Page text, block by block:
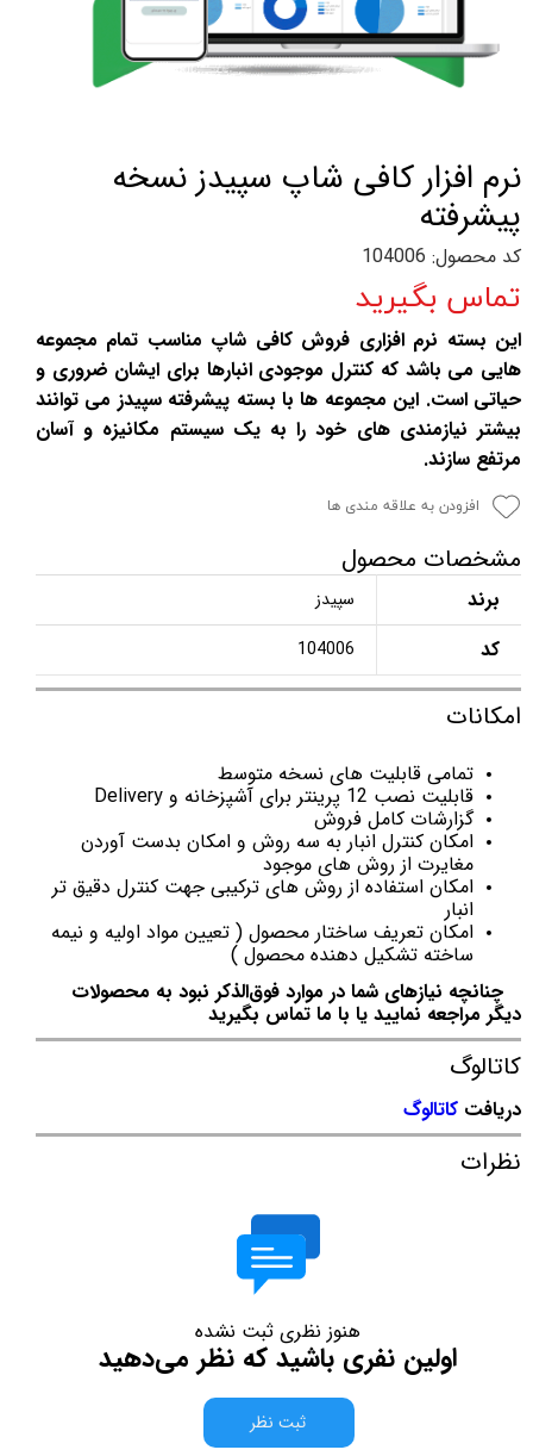
نرم افزار کافی شاپ سپیدز نسخه
پیشرفته
کد محصول: 104006
تماس بگیرید
این بسته نرم افزاری فروش کافی شاپ مناسب تمام مجموعه
هایی می باشد که کنترل موجودی انبارها برای ایشان ضروری و
حیاتی است. این مجموعه ها با بسته پیشرفته سپیدز می توانند
بیشتر نیازمندی های خود را به یک سیستم مکانیزه و آسان
مرتفع سازند.
افزودن به علاقه مندی ها
مشخصات محصول
برند سپیدز
کد 104006
امکانات
تمامی قابلیت های نسخه متوسط
قابلیت نصب 12 پرینتر برای آشپزخانه و Delivery
گزارشات کامل فروش
امکان کنترل انبار به سه روش و امکان بدست آوردن
مغایرت از روش های موجود
امکان استفاده از روش های ترکیبی جهت کنترل دقیق تر
انبار
امکان تعریف ساختار محصول ( تعیین مواد اولیه و نیمه
ساخته تشکیل دهنده محصول )
چنانچه نیازهای شما در موارد فوق‌الذکر نبود به محصولات
دیگر مراجعه نمایید یا با ما تماس بگیرید
کاتالوگ
دریافت کاتالوگ
نظرات
هنوز نظری ثبت نشده
اولین نفری باشید که نظر می‌دهید
ثبت نظر